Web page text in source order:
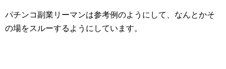
パチンコ副業リーマンは参考例のようにして、なんとかそ
の場をスルーするようにしています。